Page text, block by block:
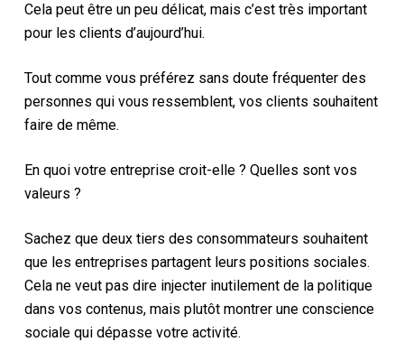
Cela peut être un peu délicat, mais c’est très important
pour les clients d’aujourd’hui.
Tout comme vous préférez sans doute fréquenter des
personnes qui vous ressemblent, vos clients souhaitent
faire de même.
En quoi votre entreprise croit-elle ? Quelles sont vos
valeurs ?
Sachez que deux tiers des consommateurs souhaitent
que les entreprises partagent leurs positions sociales.
Cela ne veut pas dire injecter inutilement de la politique
dans vos contenus, mais plutôt montrer une conscience
sociale qui dépasse votre activité.